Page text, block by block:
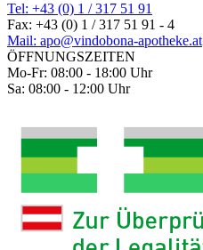
Tel: +43 (0) 1 / 317 51 91
Fax: +43 (0) 1 / 317 51 91 - 4
Mail: apo@vindobona-apotheke.at
ÖFFNUNGSZEITEN
Mo-Fr: 08:00 - 18:00 Uhr
Sa: 08:00 - 12:00 Uhr